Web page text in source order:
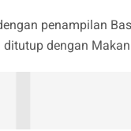
penampilan
dengan